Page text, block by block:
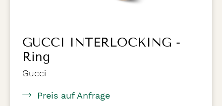
GUCCI INTERLOCKING -
Ring
Gucci
Preis auf Anfrage